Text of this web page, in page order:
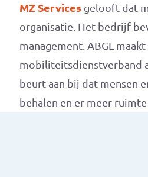
MZ Services gelooft dat
organisatie. Het bedrijf
management. ABGL
mobiliteitsdienstverband
beurt aan bij dat mensen
behalen en er meer